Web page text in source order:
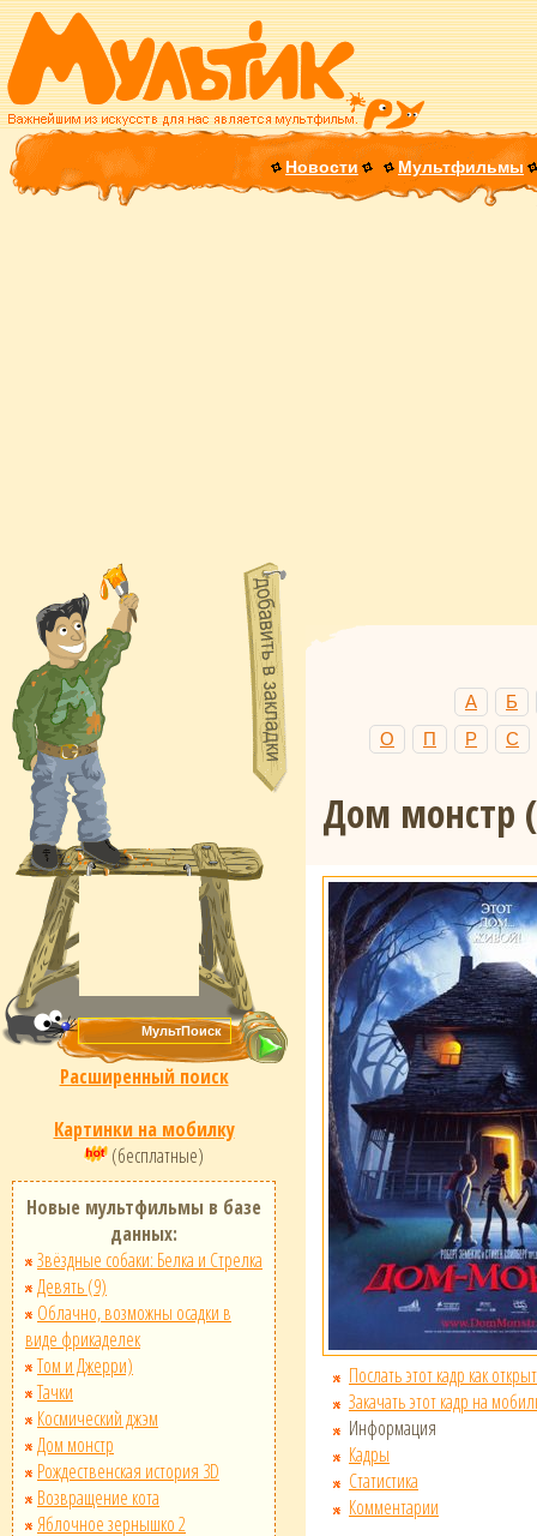
Новости Мультфильмы
Расширенный поиск
Картинки на мобилку
(бесплатные)
Новые мультфильмы в базе
данных:
Звёздные собаки: Белка и Стрелка
Девять (9)
Облачно, возможны осадки в
виде фрикаделек
Том и Джерри)
Тачки
Космический джэм
Дом монстр
Рождественская история 3D
Возвращение кота
Яблочное зернышко 2
А
Б
О
П Р С
Дом монстр
Послать этот кадр как
Закачать этот кадр на
Информация
Кадры
Статистика
Комментарии